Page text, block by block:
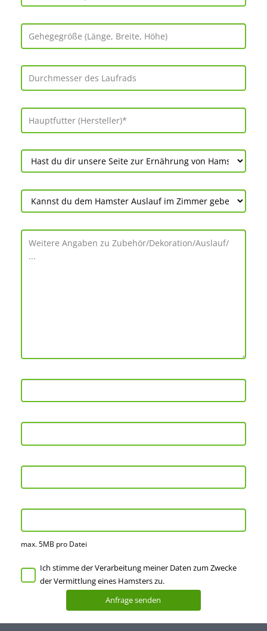
max. 5MB pro Datei
Ich stimme der Verarbeitung meiner Daten zum Zwecke
der Vermittlung eines Hamsters zu.